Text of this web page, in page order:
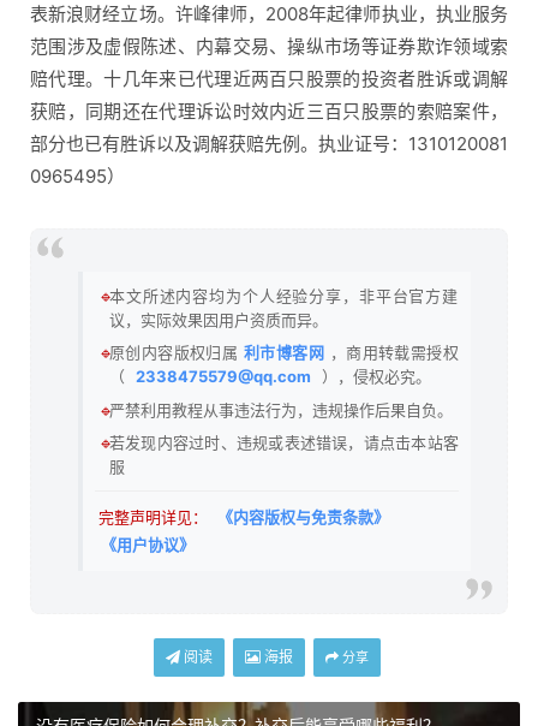
表新浪财经立场。许峰律师，2008年起律师执业，执业服务
范围涉及虚假陈述、内幕交易、操纵市场等证券欺诈领域索
赔代理。十几年来已代理近两百只股票的投资者胜诉或调解
获赔，同期还在代理诉讼时效内近三百只股票的索赔案件，
部分也已有胜诉以及调解获赔先例。执业证号：1310120081
0965495）
🔹本文所述内容均为个人经验分享，非平台官方建
议，实际效果因用户资质而异。
🔹原创内容版权归属 利市博客网 ，商用转载需授权
（
2338475579@qq.com
），侵权必究。
🔹严禁利用教程从事违法行为，违规操作后果自负。
🔹若发现内容过时、违规或表述错误，请点击本站客
服
完整声明详见：
《内容版权与免责条款》
《用户协议》
阅读 海报 分享